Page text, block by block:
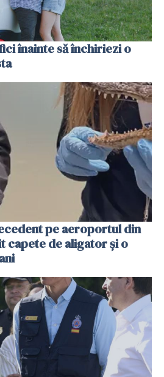
înainte să închiriezi o
pe aeroportul din
capete de aligator și o